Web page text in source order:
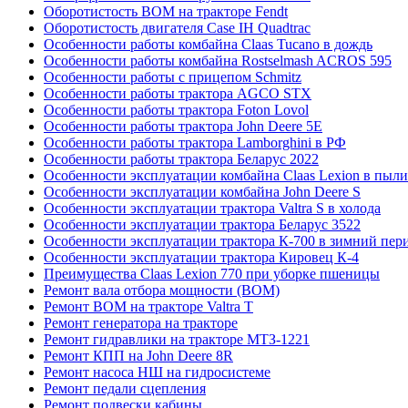
Оборотистость ВОМ на тракторе Fendt
Оборотистость двигателя Case IH Quadtrac
Особенности работы комбайна Claas Tucano в дождь
Особенности работы комбайна Rostselmash ACROS 595
Особенности работы с прицепом Schmitz
Особенности работы трактора AGCO STX
Особенности работы трактора Foton Lovol
Особенности работы трактора John Deere 5E
Особенности работы трактора Lamborghini в РФ
Особенности работы трактора Беларус 2022
Особенности эксплуатации комбайна Claas Lexion в пыли
Особенности эксплуатации комбайна John Deere S
Особенности эксплуатации трактора Valtra S в холода
Особенности эксплуатации трактора Беларус 3522
Особенности эксплуатации трактора К-700 в зимний
Особенности эксплуатации трактора Кировец К-4
Преимущества Claas Lexion 770 при уборке пшеницы
Ремонт вала отбора мощности (ВОМ)
Ремонт ВОМ на тракторе Valtra T
Ремонт генератора на тракторе
Ремонт гидравлики на тракторе МТЗ-1221
Ремонт КПП на John Deere 8R
Ремонт насоса НШ на гидросистеме
Ремонт педали сцепления
Ремонт подвески кабины